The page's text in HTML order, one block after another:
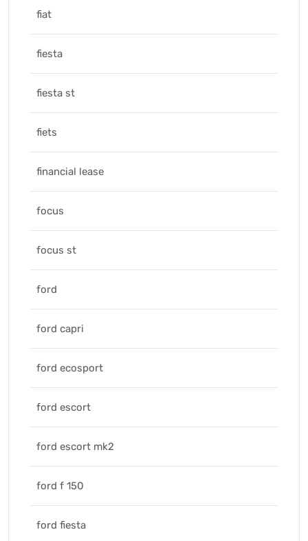
fiat
fiesta
fiesta st
fiets
financial lease
focus
focus st
ford
ford capri
ford ecosport
ford escort
ford escort mk2
ford f 150
ford fiesta